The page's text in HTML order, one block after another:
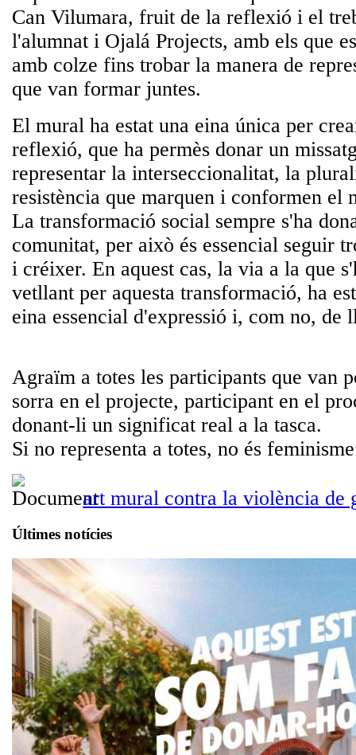
Can Vilumara, fruit de la reflexió i el
l'alumnat i Ojalá Projects, amb els que
amb colze fins trobar la manera de
que van formar juntes.
El mural ha estat una eina única per
reflexió, que ha permès donar un
representar la interseccionalitat, la
resistència que marquen i conformen
La transformació social sempre s'ha
comunitat, per això és essencial seguir
i créixer. En aquest cas, la via a la que
vetllant per aquesta transformació, ha
eina essencial d'expressió i, com no, de
Agraïm a totes les participants que van
sorra en el projecte, participant en el
donant-li un significat real a la tasca.
Si no representa a totes, no és
art mural contra la violència de
Últimes notícies